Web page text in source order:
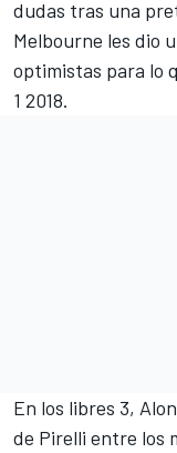
dudas tras una
Melbourne les dio
optimistas para lo
1 2018.
En los libres 3,
de Pirelli entre los